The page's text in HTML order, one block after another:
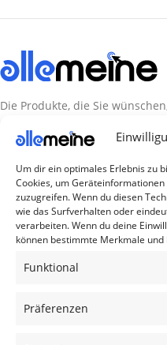
Um dir ein optimales Erlebnis zu
Cookies, um
zuzugreifen. Wenn du diesen
wie das Surfverhalten oder
verarbeiten. Wenn du deine
können bestimmte Merkmale
Funktional
Präferenzen
Die Produkte, die Sie
Welt hier.
Abonnieren Sie uns
Kategorien
Handy Zubehör